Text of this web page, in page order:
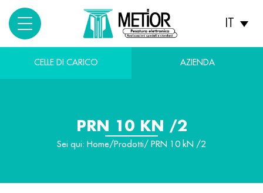
CELLE DI CARICO AZIENDA
PRN 10 KN /2
Sei qui: Home/ Prodotti/ PRN 10 kN /2